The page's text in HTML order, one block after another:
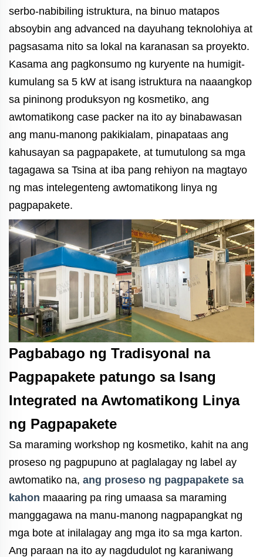
serbo-nabibiling istruktura, na binuo matapos
absoybin ang advanced na dayuhang teknolohiya at
pagsasama nito sa lokal na karanasan sa proyekto.
Kasama ang pagkonsumo ng kuryente na humigit-
kumulang sa 5 kW at isang istruktura na naaangkop
sa pininong produksyon ng kosmetiko, ang
awtomatikong case packer na ito ay binabawasan
ang manu-manong pakikialam, pinapataas ang
kahusayan sa pagpapakete, at tumutulong sa mga
tagagawa sa Tsina at iba pang rehiyon na magtayo
ng mas intelegenteng awtomatikong linya ng
pagpapakete.
Pagbabago ng Tradisyonal na
Pagpapakete patungo sa Isang
Integrated na Awtomatikong Linya
ng Pagpapakete
Sa maraming workshop ng kosmetiko, kahit na ang
proseso ng pagpupuno at paglalagay ng label ay
awtomatiko na, ang proseso ng pagpapakete sa
kahon maaaring pa ring umaasa sa maraming
manggagawa na manu-manong nagpapangkat ng
mga bote at inilalagay ang mga ito sa mga karton.
Ang paraan na ito ay nagdudulot ng karaniwang